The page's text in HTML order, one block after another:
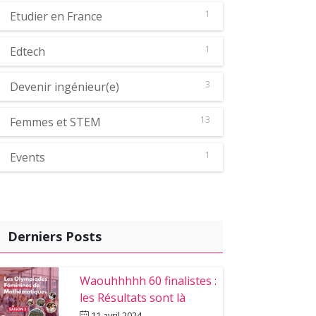
Etudier en France 1
Edtech 1
Devenir ingénieur(e) 3
Femmes et STEM 13
Events 1
Derniers Posts
Waouhhhhh 60 finalistes :
les Résultats sont là